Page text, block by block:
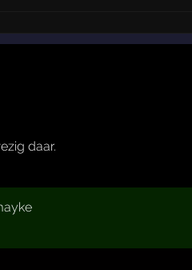
daar.